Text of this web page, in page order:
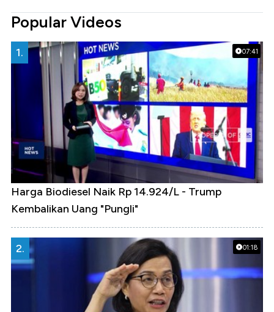
Popular Videos
07:41
1.
Harga Biodiesel Naik Rp 14.924/L - Trump
Kembalikan Uang "Pungli"
01:18
2.